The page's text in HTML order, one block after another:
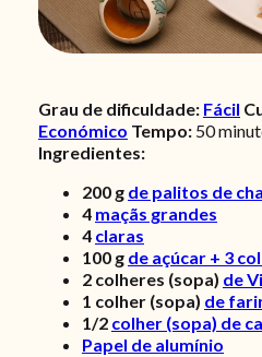
Grau de dificuldade: Fácil
Económico Tempo: 50
Ingredientes:
200 g de palitos de
4 maçãs grandes
4 claras
100 g de açúcar + 3
2 colheres (sopa) de
1 colher (sopa) de
1/2 colher (sopa) de
Papel de alumínio